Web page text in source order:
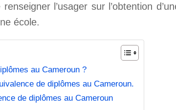
l’usager sur l’obtention
école.
au Cameroun ?
de diplômes au Cameroun.
de diplômes au Cameroun